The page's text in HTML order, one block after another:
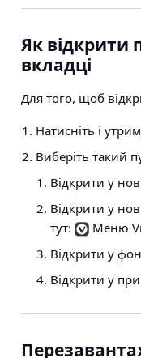
Як відкрити
вкладці
Для того, щоб
Натисніть і
Виберіть такий
Відкрити у
Відкрити у
тут:
Меню
Відкрити у
Відкрити у